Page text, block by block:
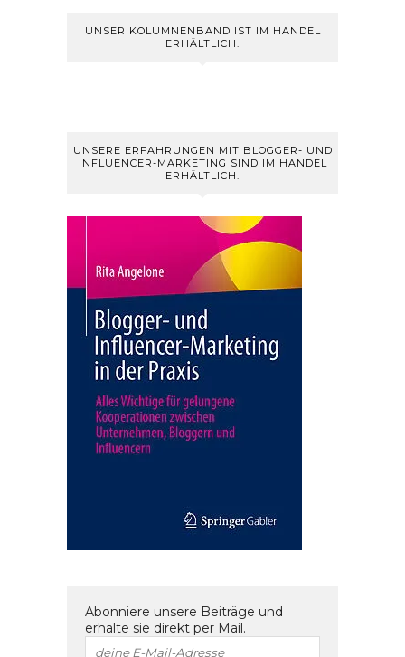
UNSER KOLUMNENBAND IST IM HANDEL
ERHÄLTLICH.
UNSERE ERFAHRUNGEN MIT BLOGGER- UND
INFLUENCER-MARKETING SIND IM HANDEL
ERHÄLTLICH.
Abonniere unsere Beiträge und
erhalte sie direkt per Mail.